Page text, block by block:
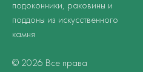
подоконники, раковины и
поддоны из искусственного
камня
© 2026 Все права